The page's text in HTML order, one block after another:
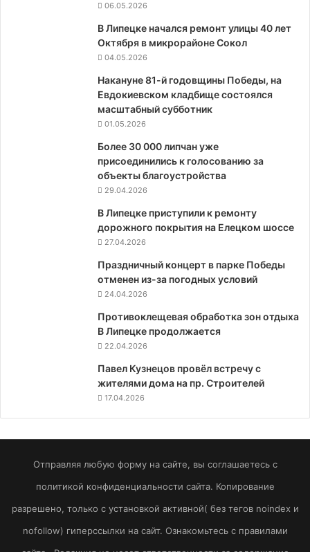
06.05.2026
В Липецке начался ремонт улицы 40 лет
Октября в микрорайоне Сокол
04.05.2026
Накануне 81-й годовщины Победы, на
Евдокиевском кладбище состоялся
масштабный субботник
01.05.2026
Более 30 000 липчан уже
присоединились к голосованию за
объекты благоустройства
29.04.2026
В Липецке приступили к ремонту
дорожного покрытия на Елецком шоссе
27.04.2026
Праздничный концерт в парке Победы
отменен из-за погодных условий
24.04.2026
Противоклещевая обработка зон отдыха
В Липецке продолжается
22.04.2026
Павел Кузнецов провёл встречу с
жителями дома на пр. Строителей
17.04.2026
Отправляя любую форму на сайте, вы соглашаетесь с
политикой конфиденциальности сайта. Копирование
разрешено, только с установкой активной( без тегов noindex и
nofollow) гиперссылки на сайт. Ознакомьтесь с правилами